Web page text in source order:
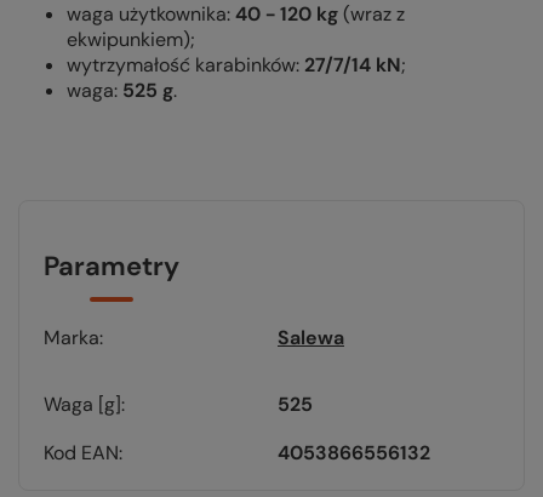
waga użytkownika:40 - 120 kg(wraz z
ekwipunkiem);
wytrzymałość karabinków: 27/7/14 kN;
waga: 525 g.
Parametry
Marka Salewa
Waga [g]
525
Kod EAN
4053866556132